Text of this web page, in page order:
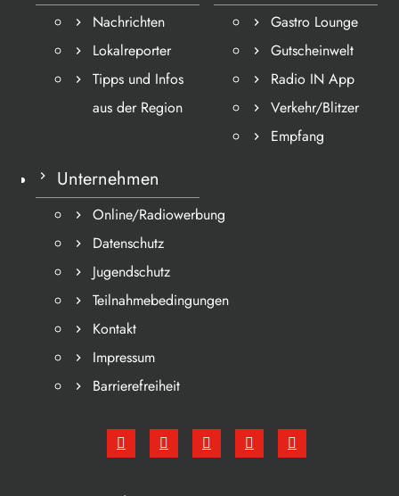
Nachrichten
Lokalreporter
Tipps und Infos
aus der Region
Gastro Lounge
Gutscheinwelt
Radio IN App
Verkehr/Blitzer
Empfang
Unternehmen
Online/Radiowerbung
Datenschutz
Jugendschutz
Teilnahmebedingungen
Kontakt
Impressum
Barrierefreiheit